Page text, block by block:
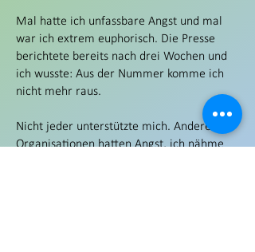
Mal hatte ich unfassbare Angst und mal
war ich extrem euphorisch. Die Presse
berichtete bereits nach drei Wochen und
ich wusste: Aus der Nummer komme ich
nicht mehr raus.
Nicht jeder unterstützte mich. Andere
Organisationen hatten Angst, ich nähme